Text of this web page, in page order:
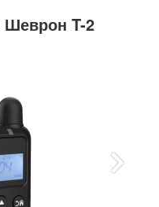
Шеврон T-2